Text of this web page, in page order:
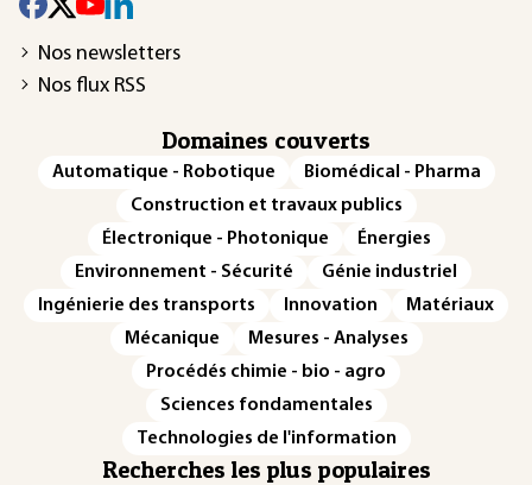
Nos newsletters
Nos flux RSS
Domaines couverts
Automatique - Robotique
Biomédical - Pharma
Construction et travaux publics
Électronique - Photonique
Énergies
Environnement - Sécurité
Génie industriel
Ingénierie des transports
Innovation
Matériaux
Mécanique
Mesures - Analyses
Procédés chimie - bio - agro
Sciences fondamentales
Technologies de l'information
Recherches les plus populaires